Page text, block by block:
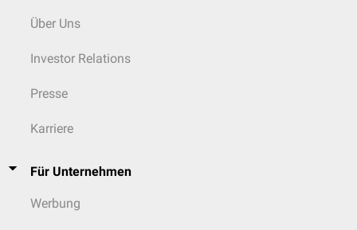
Über Uns
Investor Relations
Presse
Karriere
Für Unternehmen
Werbung